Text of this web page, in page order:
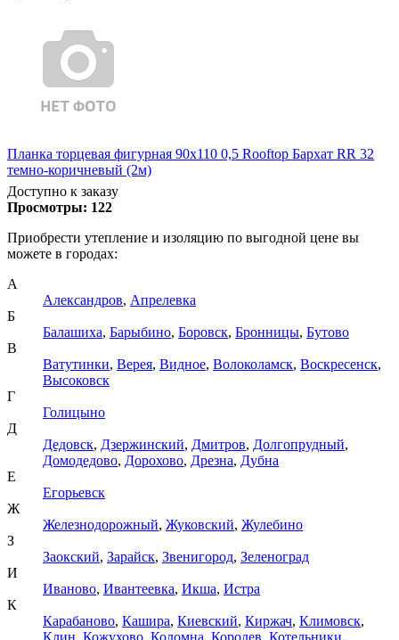
Планка торцевая фигурная 90х110 0,5 Rooftop Бархат RR 32
темно-коричневый (2м)
Доступно к заказу
Просмотры: 122
Приобрести утепление и изоляцию по выгодной цене вы
можете в городах:
А
Александров, Апрелевка
Б
Балашиха, Барыбино, Боровск, Бронницы, Бутово
В
Ватутинки, Верея, Видное, Волоколамск, Воскресенск,
Высоковск
Г
Голицыно
Д
Дедовск, Дзержинский, Дмитров, Долгопрудный,
Домодедово, Дорохово, Дрезна, Дубна
Е
Егорьевск
Ж
Железнодорожный, Жуковский, Жулебино
З
Заокский, Зарайск, Звенигород, Зеленоград
И
Иваново, Ивантеевка, Икша, Истра
К
Карабаново, Кашира, Киевский, Киржач, Климовск,
Клин, Кожухово, Коломна, Королев, Котельники,